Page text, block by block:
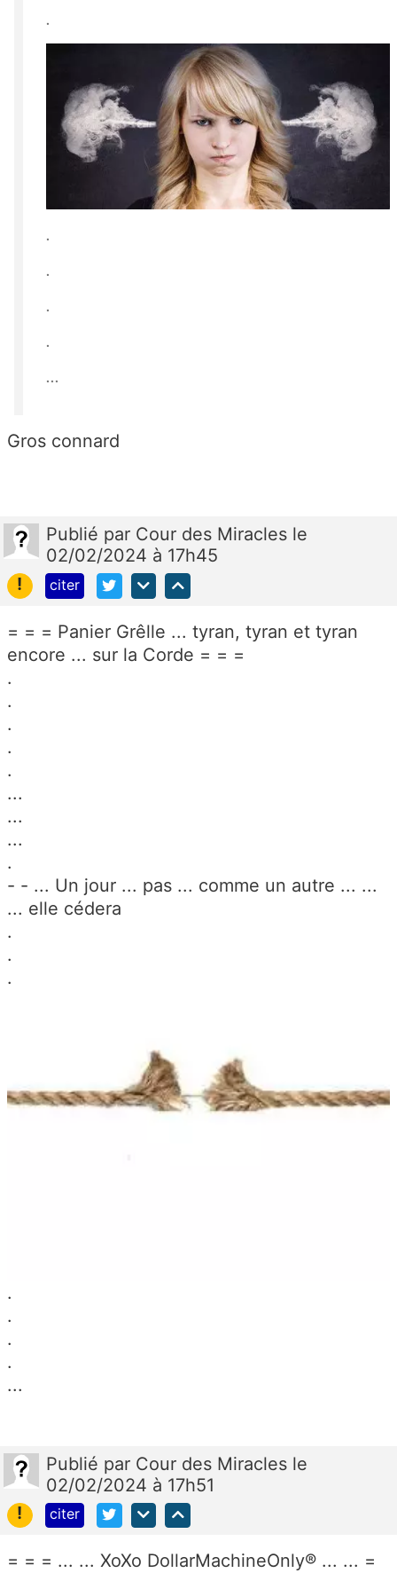
.
.
.
.
.
...
Gros connard
Publié par Cour des Miracles le
02/02/2024 à 17h45
!
citer
= = = Panier Grêlle ... tyran, tyran et tyran
encore ... sur la Corde = = =
.
.
.
.
.
...
...
...
.
- - ... Un jour ... pas ... comme un autre ... ...
... elle cédera
.
.
.
.
.
.
.
...
Publié par Cour des Miracles le
02/02/2024 à 17h51
!
citer
= = = ... ... XoXo DollarMachineOnly® ... ... =